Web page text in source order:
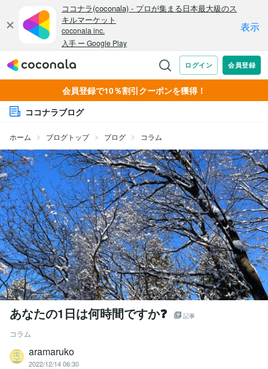
会員登録で10％割引クーポンを獲得！
ココナラブログ
ホーム ブログトップ ブログ コラム
あなたの1日は何時間ですか❓ 記事
コラム
aramaruko
2022/12/14 06:30